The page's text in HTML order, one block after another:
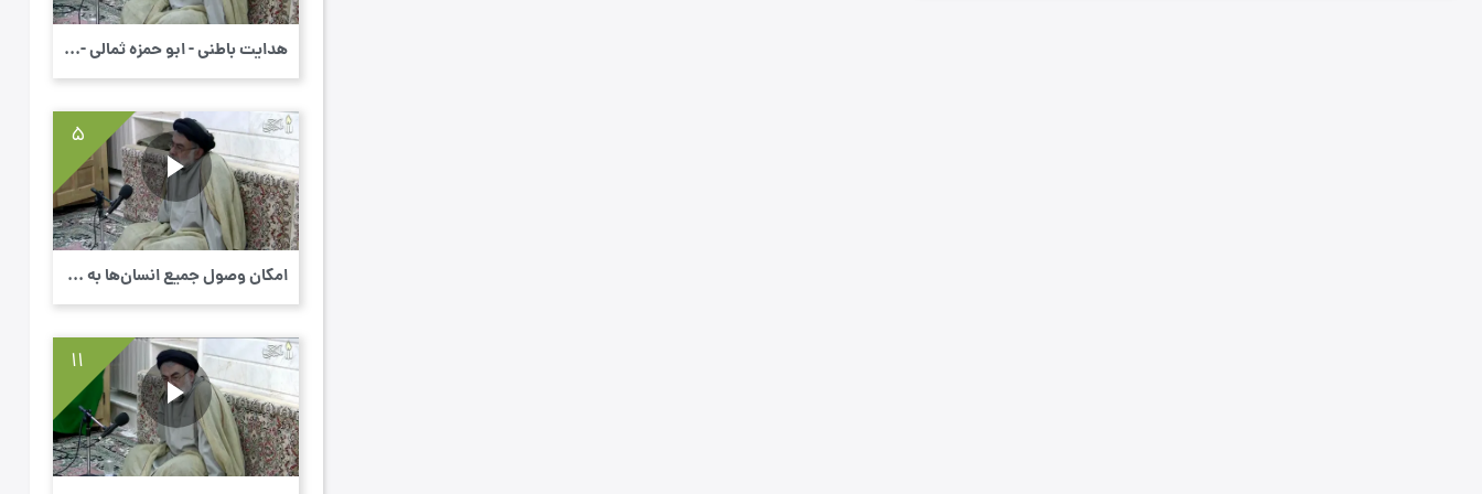
هدایت باطنی - ابو حمزه ثمالی - سال 1434 - ...
5
امکان وصول جمیع انسان‌ها به ذات حق تعالی -...
11